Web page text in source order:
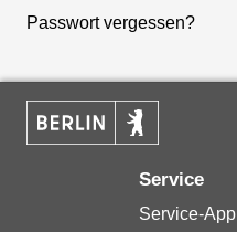
Passwort vergessen?
Service
Service-App